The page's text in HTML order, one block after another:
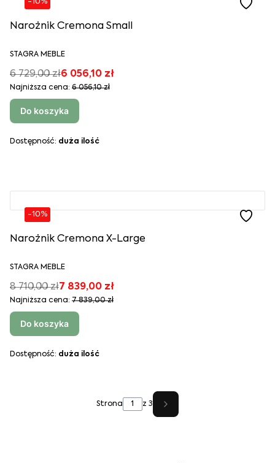
Narożnik Cremona Small
STAGRA MEBLE
6 729,00 zł6 056,10 zł
Najniższa cena: 6 056,10 zł
Do koszyka
Dostępność: duża ilość
-10%
Narożnik Cremona X-Large
STAGRA MEBLE
8 710,00 zł7 839,00 zł
Najniższa cena: 7 839,00 zł
Do koszyka
Dostępność: duża ilość
Strona z 3